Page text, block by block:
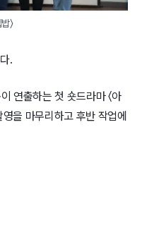
〉
.
연출하는 첫 숏드라마 〈아
을 마무리하고 후반 작업에